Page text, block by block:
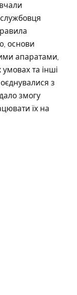
основи
апаратами,
та інші
з
змогу
їх на